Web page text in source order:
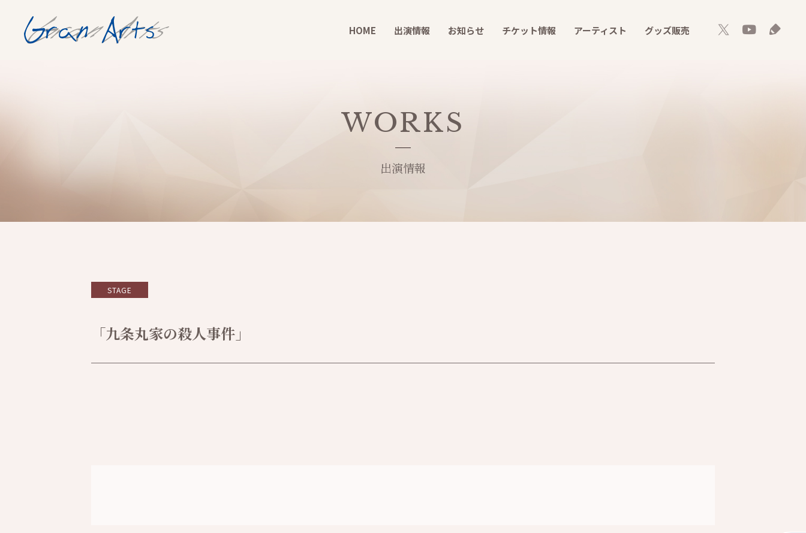
HOME 出演情報 お知らせ チケット情報 アーティスト グッズ販売
WORKS
出演情報
STAGE
「九条丸家の殺人事件」